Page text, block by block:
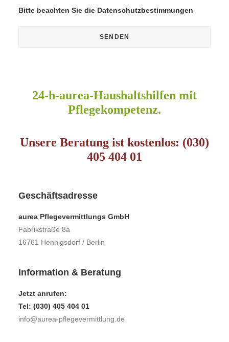
Bitte beachten Sie die Datenschutzbestimmungen
24-h-aurea-Haushaltshilfen mit
Pflegekompetenz.
Unsere Beratung ist kostenlos: (030)
405 404 01
Geschäftsadresse
aurea Pflegevermittlungs GmbH
Fabrikstraße 8a
16761 Hennigsdorf / Berlin
Information & Beratung
Jetzt anrufen:
Tel: (030) 405 404 01
info@aurea-pflegevermittlung.de